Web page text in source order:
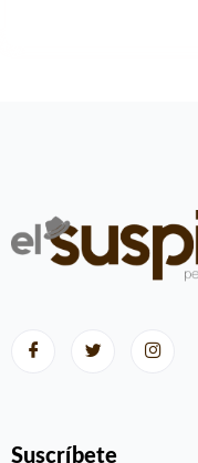
Suscríbete